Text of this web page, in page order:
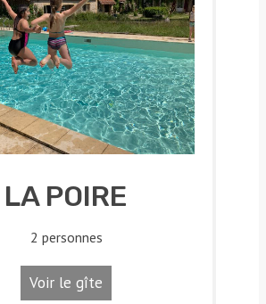
LA POIRE
2 personnes
Voir le gîte